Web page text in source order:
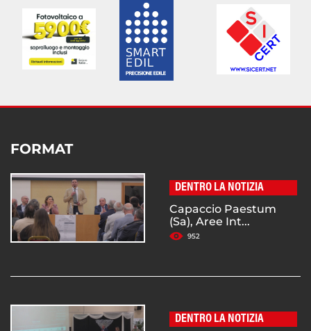
FORMAT
DENTRO LA NOTIZIA
Capaccio Paestum
(Sa), Aree Int...
952
DENTRO LA NOTIZIA